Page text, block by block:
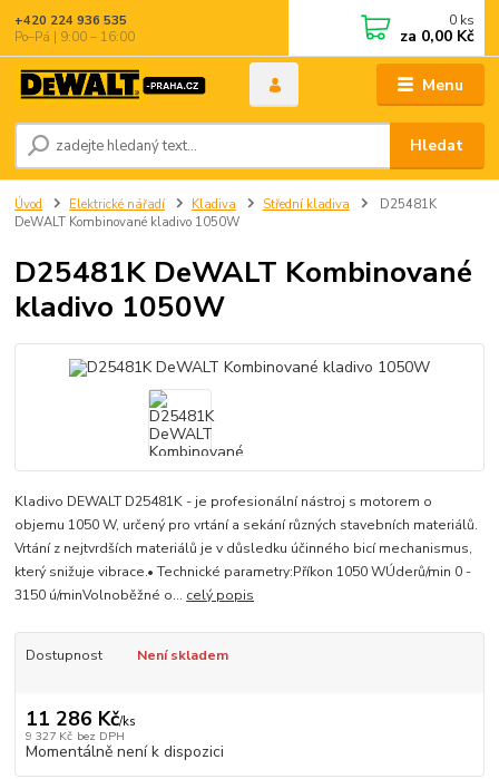
Menu
Hledat
+420 224 936 535
Po–Pá | 9:00 – 16:00
0 ks
za 0,00 Kč
Úvod Elektrické nářadí Kladiva Střední kladiva
D25481K
DeWALT Kombinované kladivo 1050W
D25481K DeWALT Kombinované
kladivo 1050W
Kladivo DEWALT D25481K - je profesionální nástroj s motorem o
objemu 1050 W, určený pro vrtání a sekání různých stavebních materiálů.
Vrtání z nejtvrdších materiálů je v důsledku účinného bicí mechanismus,
který snižuje vibrace.• Technické parametry:Příkon 1050 WÚderů/min 0 -
3150 ú/minVolnoběžné o... celý popis
Dostupnost Není skladem
11 286 Kč/ks
9 327 Kč bez DPH
Momentálně není k dispozici